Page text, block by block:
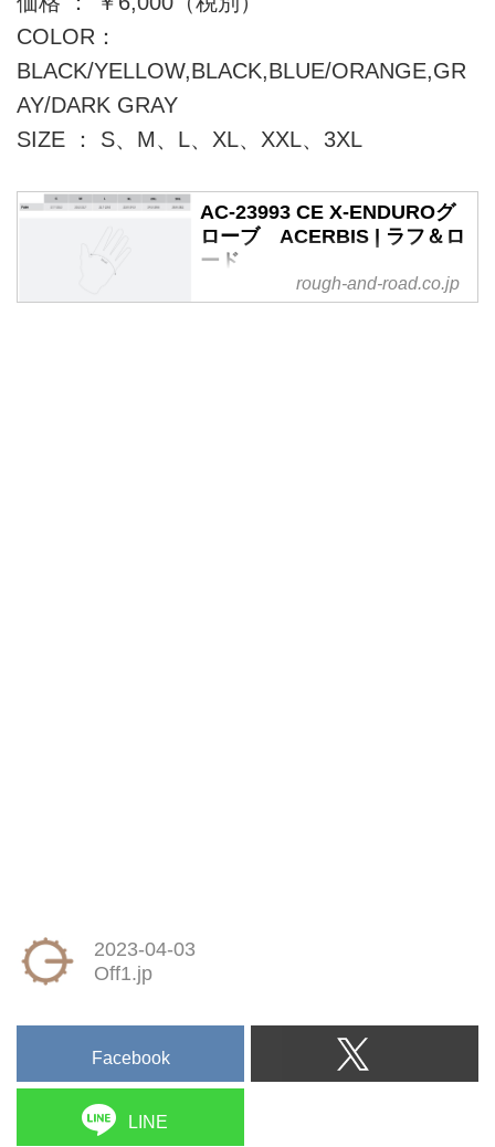
COLOR：
BLACK/YELLOW,BLACK,BLUE/ORANGE,GR
AY/DARK GRAY
SIZE ： S、M、L、XL、XXL、3XL
AC-23993 CE X-ENDUROグ
ローブ ACERBIS | ラフ＆ロ
ード
「エンデューロに限らずツーリン
rough-and-road.co.jp
2023-04-03
Off1.jp
Facebook
LINE